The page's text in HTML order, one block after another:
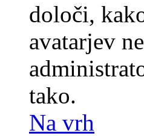
določi,
avatarjev
tako.
Na vrh